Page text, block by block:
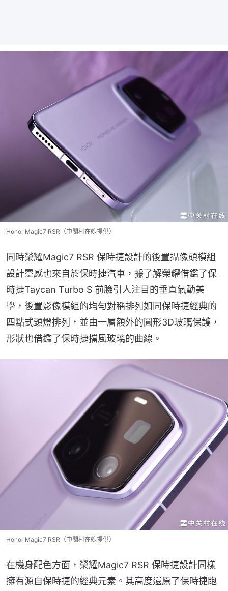
Honor Magic7 RSR（中關村在線提供）
同時榮耀Magic7 RSR 保時捷設計的後置攝像頭模組
設計靈感也來自於保時捷汽車，據了解榮耀借鑑了保
時捷Taycan Turbo S 前臉引人注目的垂直氣動美
學，後置影像模組的均勻對稱排列如同保時捷經典的
四點式頭燈排列，並由一層額外的圓形3D玻璃保護，
形狀也借鑑了保時捷擋風玻璃的曲線。
Honor Magic7 RSR（中關村在線提供）
在機身配色方面，榮耀Magic7 RSR 保時捷設計同樣
擁有源自保時捷的經典元素。其高度還原了保時捷跑